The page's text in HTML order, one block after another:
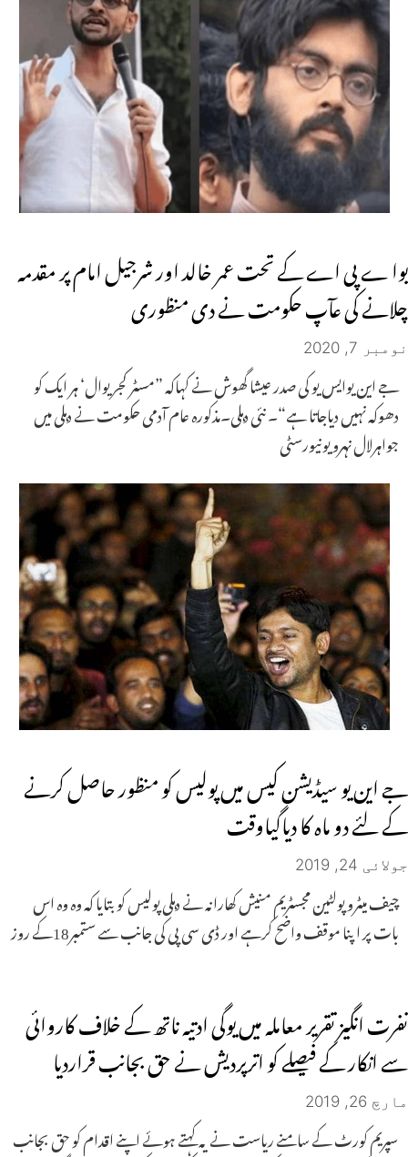
یوا ے پی اے کے تحت عمر خالد اور شرجیل امام پر مقدمہ
چلانے کی عآپ حکومت نے دی منظوری
نومبر 7, 2020
جے این یوایس یو کی صدر عیشا گھوش نے کہاکہ ”مسٹر کجریوال‘ ہر ایک کو
دھوکہ نہیں دیاجاتا ہے“۔ نئی دہلی۔مذکورہ عام آدمی حکومت نے دہلی میں
جواہرلال نہرو یونیورسٹی
جے این یو سیڈیشن کیس میں پولیس کو منظور حاصل کرنے
کے لئے دو ماہ کا دیاگیاوقت
جولائی 24, 2019
چیف میٹرو پولٹین مجسٹریم منیش کھارانہ نے دہلی پولیس کو بتایا کہ وہ وہ اس
بات پر اپنا موقف واضح کرہے اور ڈی سی پی کی جانب سے ستمبر18کے روز
نفرت انگیز تقریر معاملہ میں یوگی ادتیہ ناتھ کے خلاف کاروائی
سے انکار کے فیصلے کو اترپردیش نے حق بجانب قراردیا
مارچ 26, 2019
سپریم کورٹ کے سامنے ریاست نے یہ کہتے ہوئے اپنے اقدام کو حق بجانب